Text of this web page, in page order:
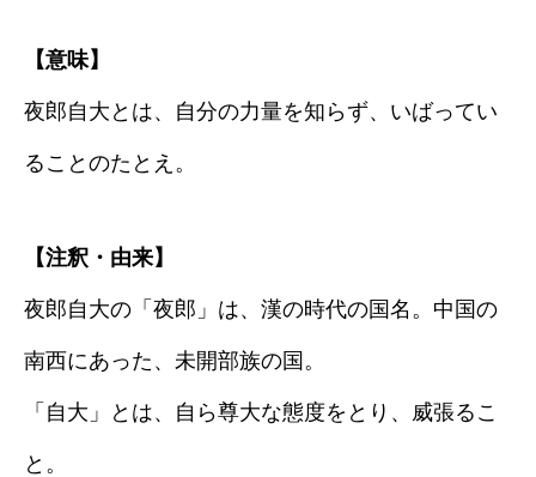
【意味】
夜郎自大とは、自分の力量を知らず、いばってい
ることのたとえ。
【注釈・由来】
夜郎自大の「夜郎」は、漢の時代の国名。中国の
南西にあった、未開部族の国。
「自大」とは、自ら尊大な態度をとり、威張るこ
と。